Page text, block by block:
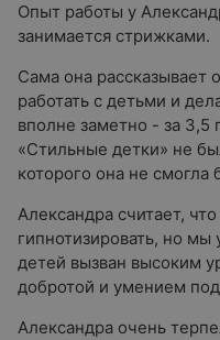
Опыт работы у
занимается стрижками.
Сама она рассказывает
работать с детьми и
вполне заметно - за 3,5
«Стильные детки» не
которого она не смогла
Александра считает,
гипнотизировать‍, но
детей вызван высоким
добротой и умением
Александра очень